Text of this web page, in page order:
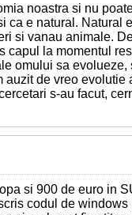
noastra si nu
ca e natural. Natural
si vanau animale.
capul la momentul
omului sa evolueze,
auzit de vreo evolutie
s-au facut,
si 900 de euro in
codul de